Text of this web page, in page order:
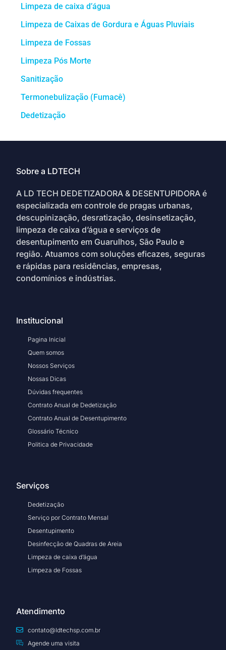
Limpeza de caixa d’água
Limpeza de Caixas de Gordura e Águas Pluviais
Limpeza de Fossas
Limpeza Pós Morte
Sanitização
Termonebulização (Fumacê)
Dedetização
Sobre a LDTECH
A LD TECH DEDETIZADORA & DESENTUPIDORA é
especializada em controle de pragas urbanas,
descupinização, desratização, desinsetização,
limpeza de caixa d’água e serviços de
desentupimento em Guarulhos, São Paulo e
região. Atuamos com soluções eficazes, seguras
e rápidas para residências, empresas,
condomínios e indústrias.
Institucional
Pagina Inicial
Quem somos
Nossos Serviços
Nossas Dicas
Dúvidas frequentes
Contrato Anual de Dedetização
Contrato Anual de Desentupimento
Glossário Técnico
Politica de Privacidade
Serviços
Dedetização
Serviço por Contrato Mensal
Desentupimento
Desinfecção de Quadras de Areia
Limpeza de caixa d’água
Limpeza de Fossas
Atendimento
contato@ldtechsp.com.br
Agende uma visita